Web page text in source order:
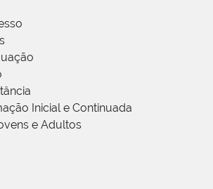
Inicial e Continuada
e Adultos